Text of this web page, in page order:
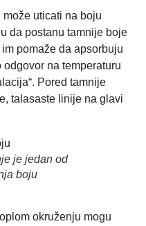
uticati na boju
da postanu tamnije boje
pomaže da apsorbuju
na temperaturu
Pored tamnije
talasaste linije na glavi
je jedan od
boju
okruženju mogu